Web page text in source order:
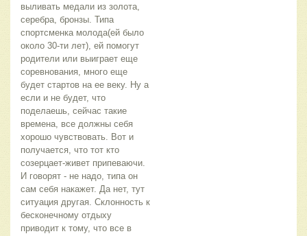
выливать медали из золота,
серебра, бронзы. Типа
спортсменка молода(ей было
около 30-ти лет), ей помогут
родители или выиграет еще
соревнования, много еще
будет стартов на ее веку. Ну а
если и не будет, что
поделаешь, сейчас такие
времена, все должны себя
хорошо чувствовать. Вот и
получается, что тот кто
созерцает-живет припеваючи.
И говорят - не надо, типа он
сам себя накажет. Да нет, тут
ситуация другая. Склонность к
бесконечному отдыху
приводит к тому, что все в